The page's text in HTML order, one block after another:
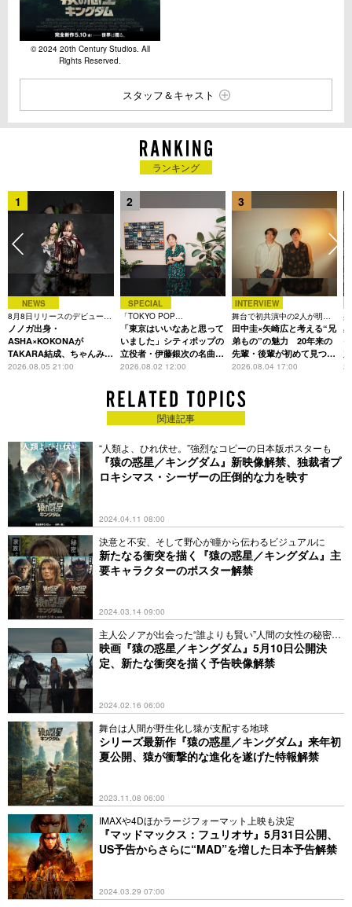
© 2024 20th Century Studios. All
Rights Reserved.
スタッフ＆キャスト
ランキング
1
NEWS
8月8日リリースのデビュー曲
は「Time is money」
ノノガ出身・
ASHA×KOKONAが
TAKARA結成、ちゃんみな
主宰レーベル第2弾アーテ
2026.08.05 21:00
2
SPECIAL
「TOKYO POP
CHRONICLE」特集
「東京はいいなあと思って
いました」シティポップの
立役者・伊藤銀次の名曲回
想録
2026.08.02 12:00
3
INTERVIEW
舞台で初共演中の2人が明か
す、今の自分をつくる恩人の
存在
田中圭×矢崎広と考える“兄
弟もの”の魅力 20年来の
先輩・後輩が初めて見つけ
た互いの共通点とは
2026.08.04 17:00
関連記事
“人類よ、ひれ伏せ。”強烈なコピーの日本版ポスターも
『猿の惑星／キングダム』新映像解禁、独裁者プ
ロキシマス・シーザーの圧倒的な力を映す
2024.04.11 08:00
決意と不安、そして野心が瞳から伝わるビジュアルに
新たなる衝突を描く『猿の惑星／キングダム』主
要キャラクターのポスター解禁
2024.03.14 09:00
主人公ノアが出会った“誰よりも賢い”人間の女性の秘密と
は
映画『猿の惑星／キングダム』5月10日公開決
定、新たな衝突を描く予告映像解禁
2024.02.16 06:00
舞台は人間が野生化し猿が支配する地球
シリーズ最新作『猿の惑星／キングダム』来年初
夏公開、猿が衝撃的な進化を遂げた特報解禁
2023.11.08 06:00
IMAXや4Dほかラージフォーマット上映も決定
『マッドマックス：フュリオサ』5月31日公開、
US予告からさらに“MAD”を増した日本予告解禁
2024.03.29 07:00